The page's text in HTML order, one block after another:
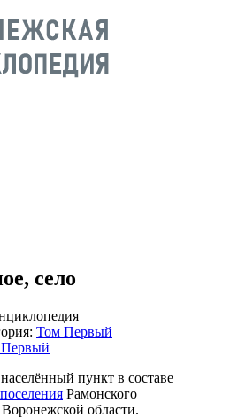
село
Том Первый
пункт в составе
Рамонского
области.